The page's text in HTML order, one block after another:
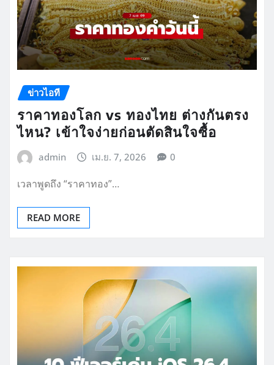
ข่าวไอที
ราคาทองโลก vs ทองไทย ต่างกันตรง
ไหน? เข้าใจง่ายก่อนตัดสินใจซื้อ
admin เม.ย. 7, 2026 0
เวลาพูดถึง “ราคาทอง”…
READ MORE